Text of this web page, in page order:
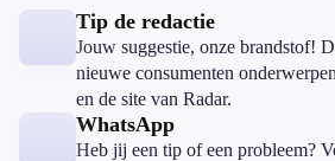
Tip de redactie
Jouw suggestie, onze brandstof!
nieuwe consumenten
en de site van Radar.
WhatsApp
Heb jij een tip of een probleem?